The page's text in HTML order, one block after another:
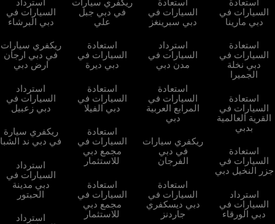
استعادة
السيارات في
دبي مارينا
استعادة
السيارات في
دبي نخلة
الجميرا
استعادة
السيارات في
القرية العالمية
بدبي
استعادة
السيارات في
جزر النخيل دبي
استرداد
السيارات في
دبي الورقاء
استعادة
السيارات في
دبي سبرينغز
استرداد
السيارات في
مدن دبي
استعادة
السيارات في
المرابع العربية
دبي
ريكفري سيارات
في دبي
الفرجان
استعادة
السيارات في
دبي ديسكفري
جاردنز
ريكفري سيارات
في دبي جبل
علي
استعادة
السيارات في
دبي ديرة
استعادة
السيارات في
دبي الفيلا
استعادة
السيارات في
مجمع دبي
للاستثمار
استعادة
السيارات في
مجمع دبي
للاستثمار
استرداد
السيارات في
دبي البرشاء
ريكفري سيارات
في دبي ارجان
ارض دبي
استرداد
السيارات في
دبي زعبيل
ريكفري سيارة
في دبي ند الشبا
استرداد
السيارات في
دبي مدينة
الحبتور
استرداد